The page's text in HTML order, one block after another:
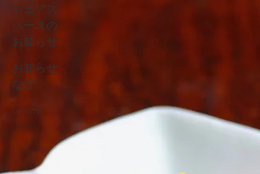
シェアス
ペースの
お知らせ
お知らせ
など
Lesson